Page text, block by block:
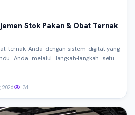
Stok Pakan & Obat Ternak
ternak Anda dengan sistem digital yang
Anda melalui langkah-langkah setup,
2026 34